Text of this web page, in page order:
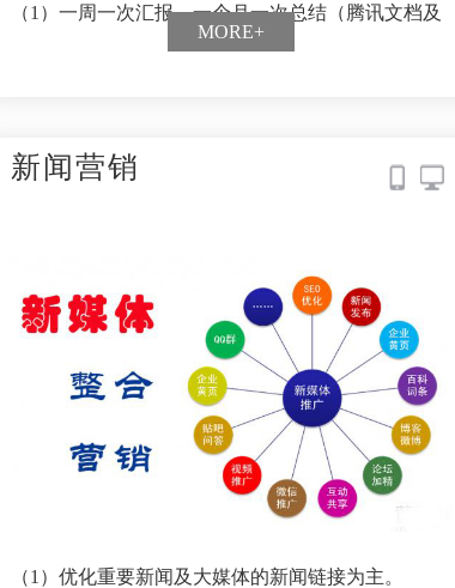
（1）一周一次汇报，一个月一次总结（腾讯文档及
时查看） （2）每月一次舆情链接汇报（乙方人工收
MORE+
新闻营销
（1）优化重要新闻及大媒体的新闻链接为主。